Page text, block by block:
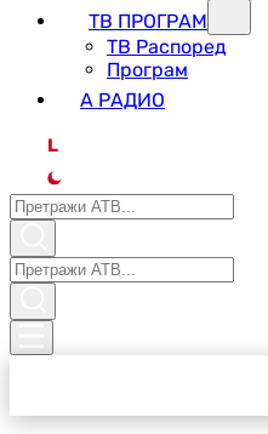
ТВ ПРОГРАМ
ТВ Распоред
Програм
А РАДИО
L